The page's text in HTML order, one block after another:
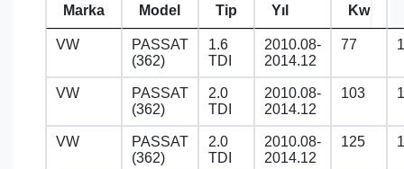
Marka Model Tip Yıl Kw
VW
PASSAT
(362)
1.6
TDI
2010.08-
2014.12
77
VW
PASSAT
(362)
2.0
TDI
2010.08-
2014.12
103
VW
PASSAT
(362)
2.0
TDI
2010.08-
2014.12
125